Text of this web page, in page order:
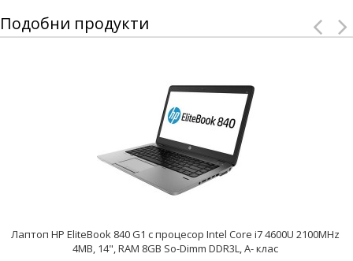
Подобни продукти
Лаптоп HP EliteBook 840 G1 с процесор Intel Core i7 4600U 2100MHz
4MB, 14", RAM 8GB So-Dimm DDR3L, A- клас